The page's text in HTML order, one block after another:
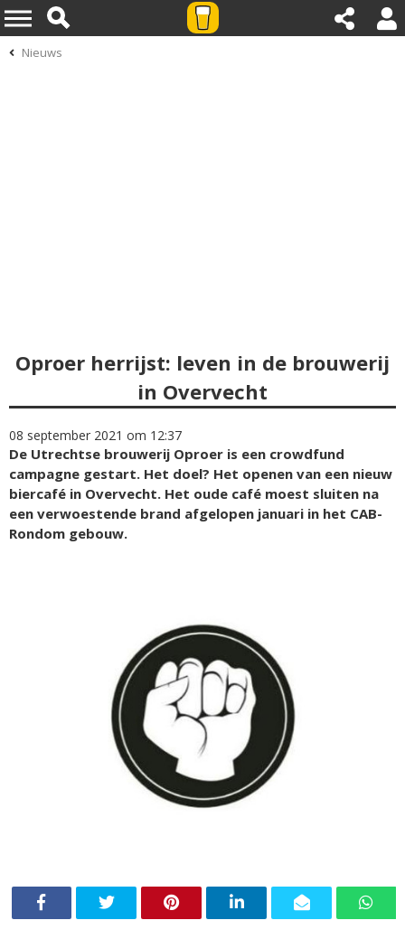
Nieuws
Oproer herrijst: leven in de brouwerij
in Overvecht
08 september 2021 om 12:37
De Utrechtse brouwerij Oproer is een crowdfund
campagne gestart. Het doel? Het openen van een nieuw
biercafé in Overvecht. Het oude café moest sluiten na
een verwoestende brand afgelopen januari in het CAB-
Rondom gebouw.